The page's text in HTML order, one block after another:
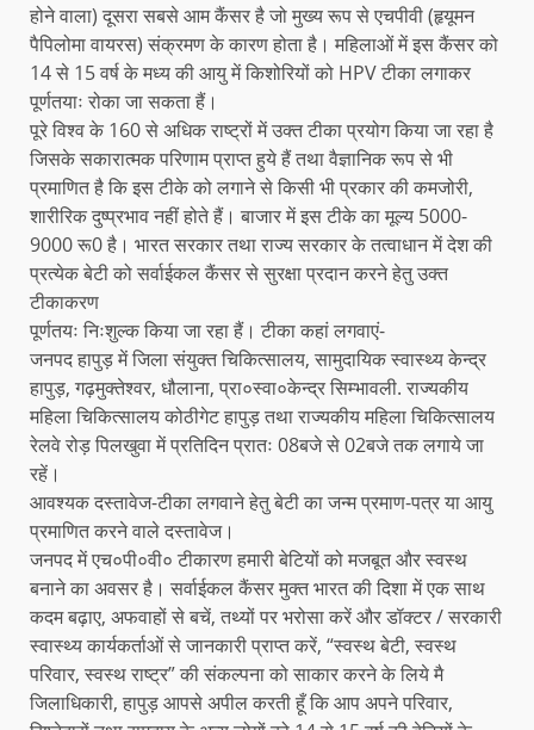
होने वाला) दूसरा सबसे आम कैंसर है जो मुख्य रूप से एचपीवी (हृयूमन
पैपिलोमा वायरस) संक्रमण के कारण होता है। महिलाओं में इस कैंसर को
14 से 15 वर्ष के मध्य की आयु में किशोरियों को HPV टीका लगाकर
पूर्णतयाः रोका जा सकता हैं।
पूरे विश्व के 160 से अधिक राष्ट्रों में उक्त टीका प्रयोग किया जा रहा है
जिसके सकारात्मक परिणाम प्राप्त हुये हैं तथा वैज्ञानिक रूप से भी
प्रमाणित है कि इस टीके को लगाने से किसी भी प्रकार की कमजोरी,
शारीरिक दुष्प्रभाव नहीं होते हैं। बाजार में इस टीके का मूल्य 5000-
9000 रू0 है। भारत सरकार तथा राज्य सरकार के तत्वाधान में देश की
प्रत्येक बेटी को सर्वाईकल कैंसर से सुरक्षा प्रदान करने हेतु उक्त
टीकाकरण
पूर्णतयः निःशुल्क किया जा रहा हैं। टीका कहां लगवाएं-
जनपद हापुड़ में जिला संयुक्त चिकित्सालय, सामुदायिक स्वास्थ्य केन्द्र
हापुड़, गढ़मुक्तेश्वर, धौलाना, प्रा०स्वा०केन्द्र सिम्भावली. राज्यकीय
महिला चिकित्सालय कोठीगेट हापुड़ तथा राज्यकीय महिला चिकित्सालय
रेलवे रोड़ पिलखुवा में प्रतिदिन प्रातः 08बजे से 02बजे तक लगाये जा
रहें।
आवश्यक दस्तावेज-टीका लगवाने हेतु बेटी का जन्म प्रमाण-पत्र या आयु
प्रमाणित करने वाले दस्तावेज।
जनपद में एच०पी०वी० टीकारण हमारी बेटियों को मजबूत और स्वस्थ
बनाने का अवसर है। सर्वाईकल कैंसर मुक्त भारत की दिशा में एक साथ
कदम बढ़ाए, अफवाहों से बचें, तथ्यों पर भरोसा करें और डॉक्टर / सरकारी
स्वास्थ्य कार्यकर्ताओं से जानकारी प्राप्त करें, “स्वस्थ बेटी, स्वस्थ
परिवार, स्वस्थ राष्ट्र” की संकल्पना को साकार करने के लिये मै
जिलाधिकारी, हापुड़ आपसे अपील करती हूँ कि आप अपने परिवार,